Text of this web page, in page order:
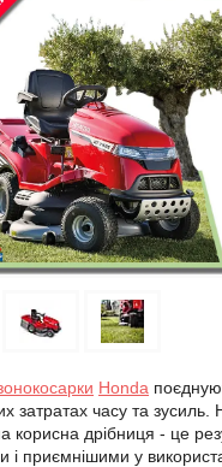
Honda
затратах часу та
корисна дрібниця - це
і приємнішими у